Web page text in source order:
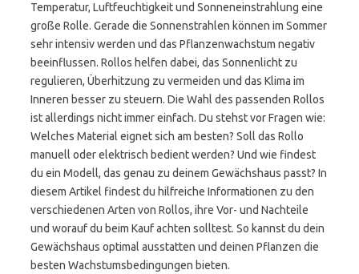
Temperatur, Luftfeuchtigkeit und Sonneneinstrahlung eine
große Rolle. Gerade die Sonnenstrahlen können im Sommer
sehr intensiv werden und das Pflanzenwachstum negativ
beeinflussen. Rollos helfen dabei, das Sonnenlicht zu
regulieren, Überhitzung zu vermeiden und das Klima im
Inneren besser zu steuern. Die Wahl des passenden Rollos
ist allerdings nicht immer einfach. Du stehst vor Fragen wie:
Welches Material eignet sich am besten? Soll das Rollo
manuell oder elektrisch bedient werden? Und wie findest
du ein Modell, das genau zu deinem Gewächshaus passt? In
diesem Artikel findest du hilfreiche Informationen zu den
verschiedenen Arten von Rollos, ihre Vor- und Nachteile
und worauf du beim Kauf achten solltest. So kannst du dein
Gewächshaus optimal ausstatten und deinen Pflanzen die
besten Wachstumsbedingungen bieten.